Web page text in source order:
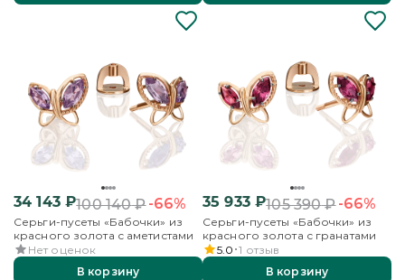
34 143₽100 140₽-66%
Серьги-пусеты «Бабочки» из
красного золота с аметистами
Нет оценок
В корзину
35 933₽105 390₽-66%
Серьги-пусеты «Бабочки» из
красного золота с гранатами
5.0 1 отзыв
В корзину